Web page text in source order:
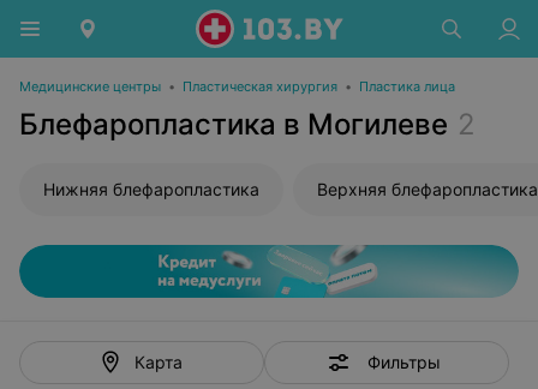
Медицинские центры • Пластическая хирургия • Пластика лица
Блефаропластика в Могилеве 2
Нижняя блефаропластика Верхняя блефаропластика
Карта Фильтры